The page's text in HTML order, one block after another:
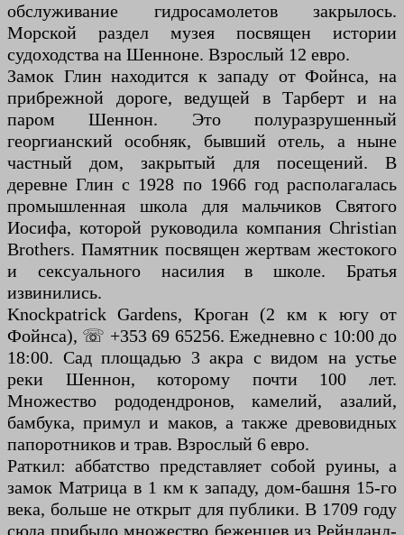
обслуживание гидросамолетов закрылось.
Морской раздел музея посвящен истории
судоходства на Шенноне. Взрослый 12 евро.
Замок Глин находится к западу от Фойнса, на
прибрежной дороге, ведущей в Тарберт и на
паром Шеннон. Это полуразрушенный
георгианский особняк, бывший отель, а ныне
частный дом, закрытый для посещений. В
деревне Глин с 1928 по 1966 год располагалась
промышленная школа для мальчиков Святого
Иосифа, которой руководила компания Christian
Brothers. Памятник посвящен жертвам жестокого
и сексуального насилия в школе. Братья
извинились.
Knockpatrick Gardens, Кроган (2 км к югу от
Фойнса), ☏ +353 69 65256. Ежедневно с 10:00 до
18:00. Сад площадью 3 акра с видом на устье
реки Шеннон, которому почти 100 лет.
Множество рододендронов, камелий, азалий,
бамбука, примул и маков, а также древовидных
папоротников и трав. Взрослый 6 евро.
Раткил: аббатство представляет собой руины, а
замок Матрица в 1 км к западу, дом-башня 15-го
века, больше не открыт для публики. В 1709 году
сюда прибыло множество беженцев из Рейнланд-